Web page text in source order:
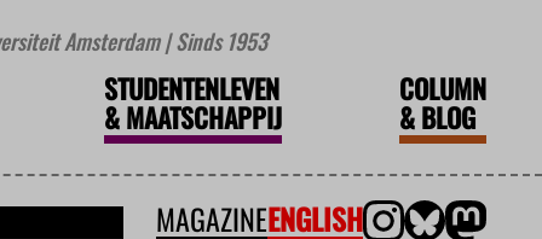
Amsterdam | Sinds 1953
STUDENTENLEVEN
&MAATSCHAPPIJ
COLUMN
&BLOG
MAGAZINEENGLISH